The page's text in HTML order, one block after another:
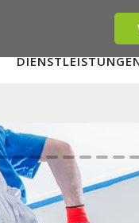
2 3 4 5 6 7 8 9